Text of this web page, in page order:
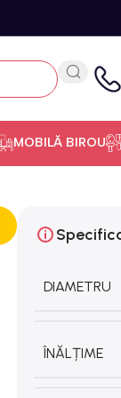
MOBILĂ BIROU
DIAMETRU
ÎNĂLȚIME